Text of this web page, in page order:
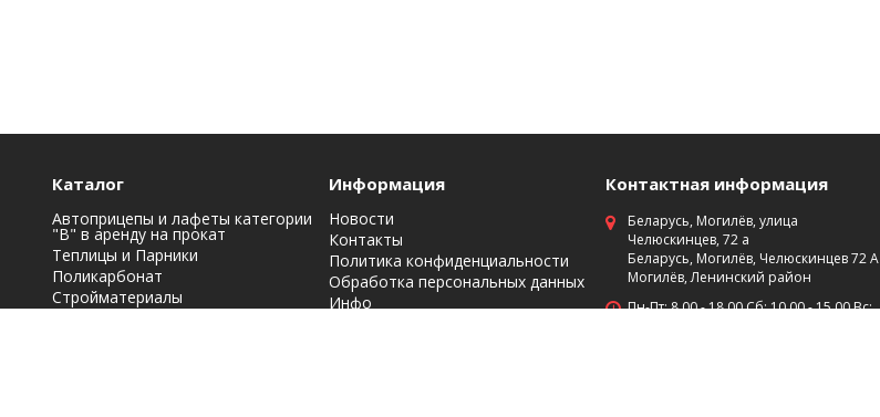
Каталог
Автоприцепы и лафеты категории
"B" в аренду на прокат
Теплицы и Парники
Поликарбонат
Стройматериалы
Информация
Новости
Контакты
Политика конфиденциальности
Обработка персональных данных
Инфо
Контактная информация
Беларусь, Могилёв, улица
Челюскинцев, 72 а
Беларусь, Могилёв, Челюскинцев 72 А
Могилёв, Ленинский район
Пн-Пт: 8 00 - 18 00 Сб: 10 00 - 15 00 Вс: